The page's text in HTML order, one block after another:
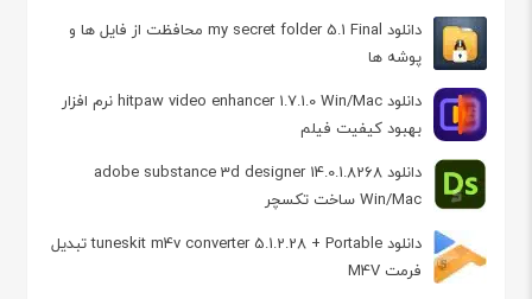
دانلود my secret folder 5.1 Final محافظت از فايل ها و
پوشه ها
دانلود hitpaw video enhancer 1.7.1.0 Win/Mac نرم افزار
بهبود کیفیت فیلم
دانلود adobe substance 3d designer 14.0.1.8268
Win/Mac ساخت تکسچر
دانلود tuneskit m4v converter 5.1.2.28 + Portable تبدیل
فرمت M4V